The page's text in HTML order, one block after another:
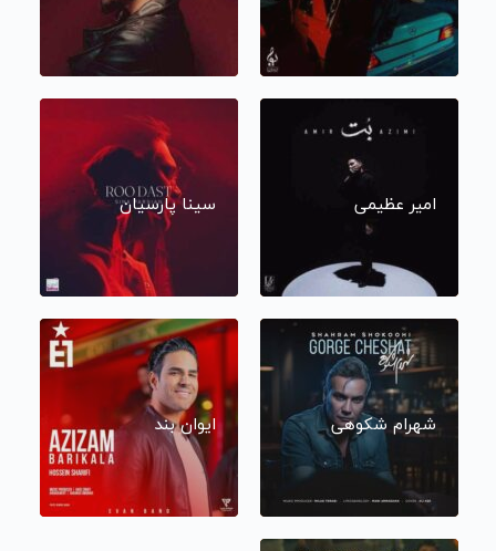
امیر عظیمی سینا پارسیان
شهرام شکوهی ایوان بند